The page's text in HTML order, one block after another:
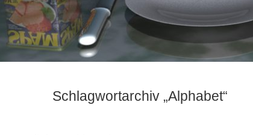
Schlagwortarchiv „Alphabet“